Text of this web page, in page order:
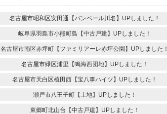
名古屋市昭和区安田通【バンベール川名】UPしました！
岐阜県羽島市小熊町島【中古戸建】UPしました！
名古屋市南区赤坪町【ファミリアーレ赤坪公園】UPしました！
名古屋市緑区浦里【鳴海西団地】UPしました！
名古屋市天白区植田西【宝八事ハイツ】UPしました！
瀬戸市八王子町【土地】UPしました！
東郷町北山台【中古戸建】UPしました！